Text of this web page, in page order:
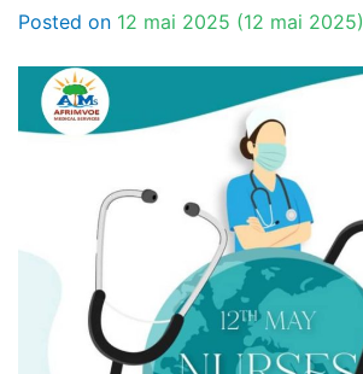
Posted on 12 mai 2025 (12 mai 2025)